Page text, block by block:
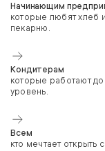
Начинающим
которые любят хлеб
пекарню.
Кондитерам
которые работают
уровень.
Всем
кто мечтает открыть